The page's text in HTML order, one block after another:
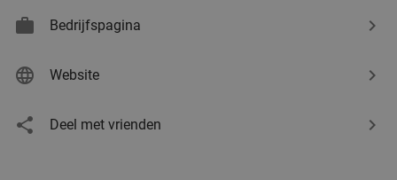
Bedrijfspagina
Website
Deel met vrienden